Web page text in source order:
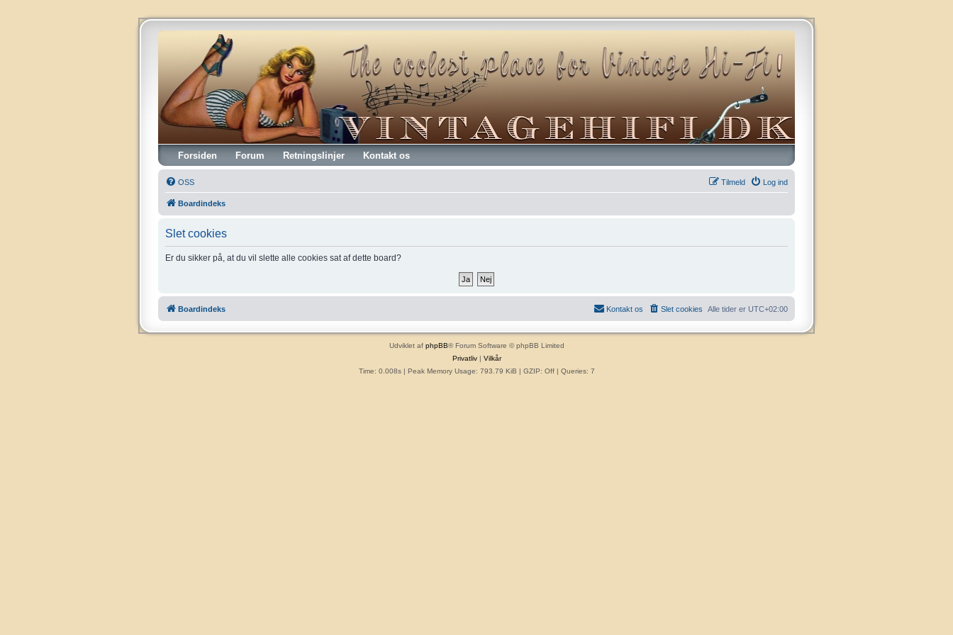
Vintagehifi.dk
Forsiden Forum Retningslinjer Kontakt os
OSS Log ind
Tilmeld
Boardindeks
Slet cookies
Er du sikker på, at du vil slette alle cookies sat af dette board?
Boardindeks Alle tider er UTC+02:00
Slet cookies
Kontakt os
Udviklet af phpBB® Forum Software © phpBB Limited
Privatliv| Vilkår
Time: 0.008s| Peak Memory Usage: 793.79 KiB | GZIP: Off | Queries: 7